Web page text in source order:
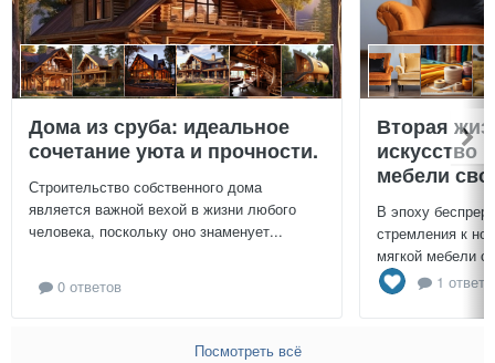
Дома из сруба: идеальное
сочетание уюта и прочности.
Строительство собственного дома
является важной вехой в жизни любого
человека, поскольку оно знаменует...
0 ответов
Вторая
искусство
мебели
В эпоху
стремления к
мягкой мебели
1 ответ
Посмотреть всё